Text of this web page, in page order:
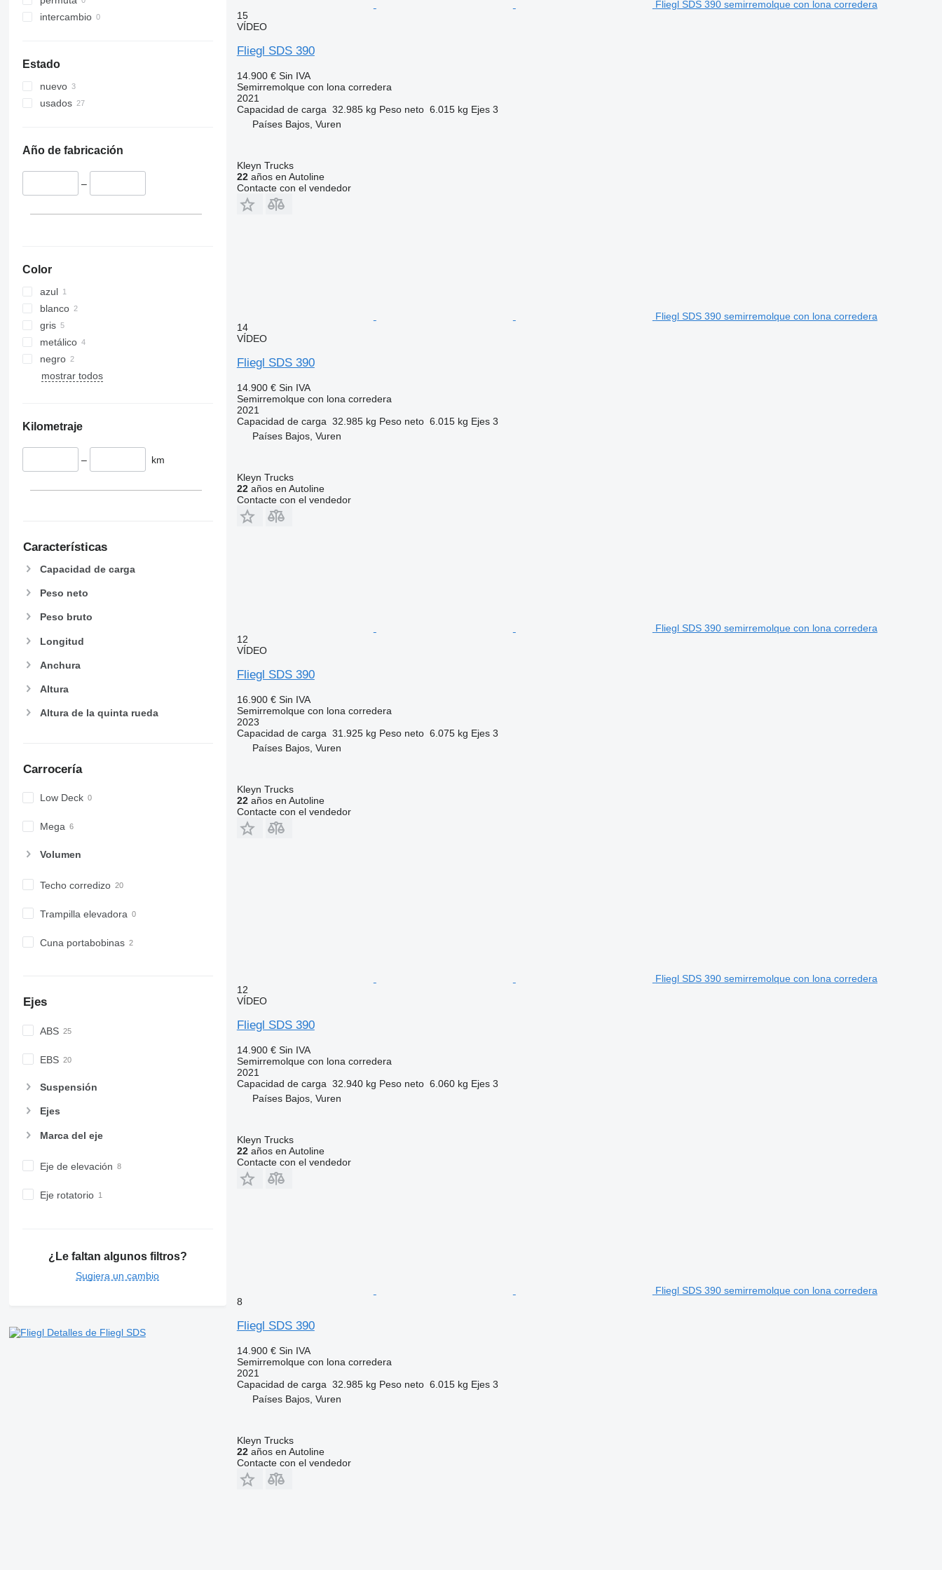
intercambio
Estado
nuevo
usados
Año de fabricación
–
Color
azul
blanco
gris
metálico
negro
mostrar todos
Kilometraje
– km
Características
Capacidad de carga
Peso neto
Peso bruto
Longitud
Anchura
Altura
Altura de la quinta rueda
Carrocería
Low Deck
Mega
Volumen
Techo corredizo
Trampilla elevadora
Cuna portabobinas
Ejes
ABS
EBS
Suspensión
Ejes
Marca del eje
Eje de elevación
Eje rotatorio
¿Le faltan algunos filtros?
Sugiera un cambio
Detalles de Fliegl SDS
Fliegl SDS 390 semirremolque con lona corredera
15
VÍDEO
Fliegl SDS 390
14.900 € Sin IVA
Semirremolque con lona corredera
2021
Capacidad de carga 32.985 kg Peso neto 6.015 kg Ejes 3
Países Bajos, Vuren
Kleyn Trucks
22años en Autoline
Contacte con el vendedor
Fliegl SDS 390 semirremolque con lona corredera
14
VÍDEO
Fliegl SDS 390
14.900 € Sin IVA
Semirremolque con lona corredera
2021
Capacidad de carga 32.985 kg Peso neto 6.015 kg Ejes 3
Países Bajos, Vuren
Kleyn Trucks
22años en Autoline
Contacte con el vendedor
Fliegl SDS 390 semirremolque con lona corredera
12
VÍDEO
Fliegl SDS 390
16.900 € Sin IVA
Semirremolque con lona corredera
2023
Capacidad de carga 31.925 kg Peso neto 6.075 kg Ejes 3
Países Bajos, Vuren
Kleyn Trucks
22años en Autoline
Contacte con el vendedor
Fliegl SDS 390 semirremolque con lona corredera
12
VÍDEO
Fliegl SDS 390
14.900 € Sin IVA
Semirremolque con lona corredera
2021
Capacidad de carga 32.940 kg Peso neto 6.060 kg Ejes 3
Países Bajos, Vuren
Kleyn Trucks
22años en Autoline
Contacte con el vendedor
Fliegl SDS 390 semirremolque con lona corredera
8
Fliegl SDS 390
14.900 € Sin IVA
Semirremolque con lona corredera
2021
Capacidad de carga 32.985 kg Peso neto 6.015 kg Ejes 3
Países Bajos, Vuren
Kleyn Trucks
22años en Autoline
Contacte con el vendedor